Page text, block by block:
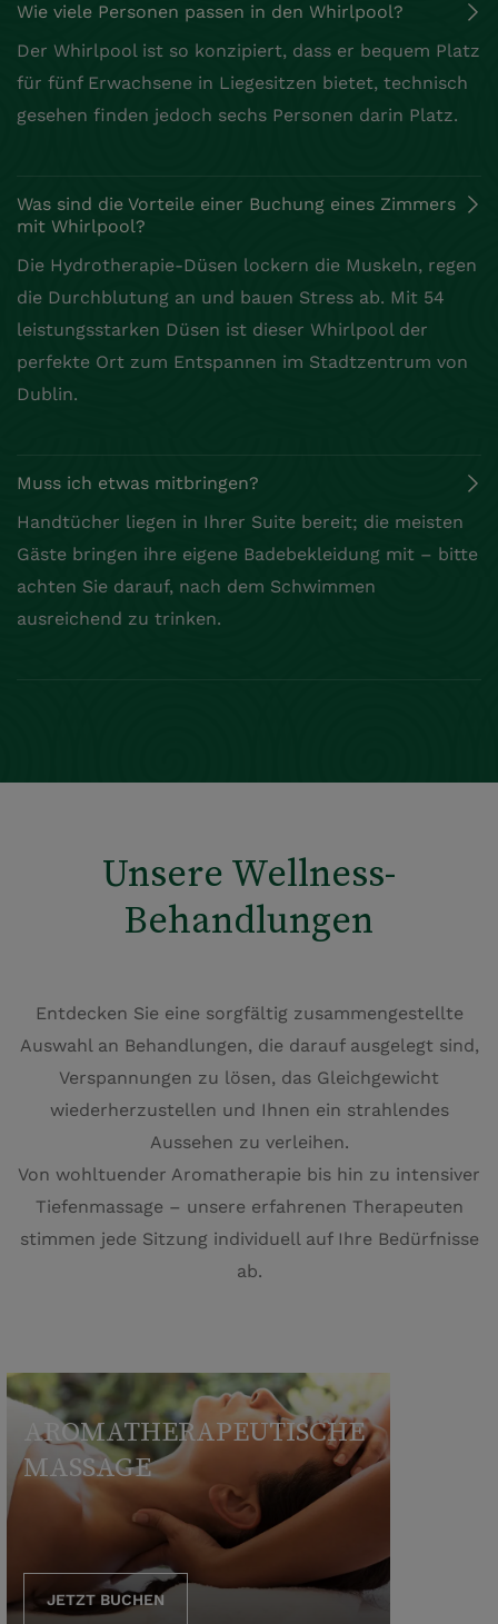
Wie viele Personen passen in den Whirlpool?
Der Whirlpool ist so konzipiert, dass er bequem Platz
für fünf Erwachsene in Liegesitzen bietet, technisch
gesehen finden jedoch sechs Personen darin Platz.
Was sind die Vorteile einer Buchung eines Zimmers
mit Whirlpool?
Die Hydrotherapie-Düsen lockern die Muskeln, regen
die Durchblutung an und bauen Stress ab. Mit 54
leistungsstarken Düsen ist dieser Whirlpool der
perfekte Ort zum Entspannen im Stadtzentrum von
Dublin.
Muss ich etwas mitbringen?
Handtücher liegen in Ihrer Suite bereit; die meisten
Gäste bringen ihre eigene Badebekleidung mit – bitte
achten Sie darauf, nach dem Schwimmen
ausreichend zu trinken.
Unsere Wellness-
Behandlungen
Entdecken Sie eine sorgfältig zusammengestellte
Auswahl an Behandlungen, die darauf ausgelegt sind,
Verspannungen zu lösen, das Gleichgewicht
wiederherzustellen und Ihnen ein strahlendes
Aussehen zu verleihen.
Von wohltuender Aromatherapie bis hin zu intensiver
Tiefenmassage – unsere erfahrenen Therapeuten
stimmen jede Sitzung individuell auf Ihre Bedürfnisse
ab.
AROMATHERAPEUTISCHE
MASSAGE
JETZT BUCHEN